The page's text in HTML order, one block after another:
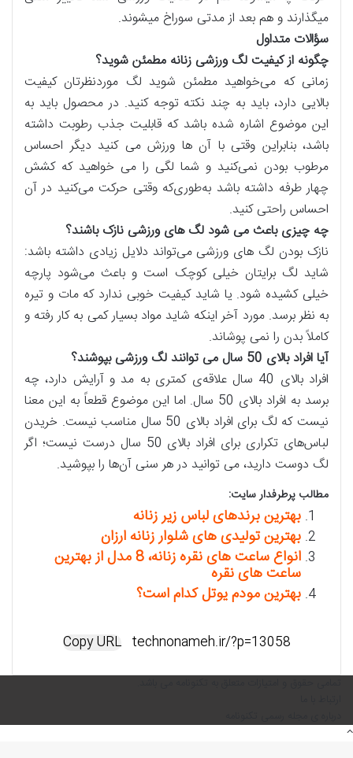
میگذارند و هم بعد از مدتی سوراخ میشوند.
سؤالات متداول
چگونه از کیفیت لگ ورزشی زنانه مطمئن شوید؟
زمانی که می‌خواهید مطمئن شوید لگ‌ موردنظرتان کیفیت
بالایی دارد، باید به چند نکته توجه کنید. در محصول باید به
این موضوع اشاره شده باشد که قابلیت جذب رطوبت داشته
باشد، بنابراین وقتی با آن ها ورزش می کنید دیگر احساس
مرطوب بودن نمی‌کنید و شما لگی را می‌ خواهید که کشش
چهار طرفه داشته باشد به‌طوری‌که وقتی حرکت می‌کنید در آن
احساس راحتی کنید.
چه چیزی باعث می شود لگ های ورزشی نازک باشند؟
نازک بودن لگ های ورزشی می‌تواند دلایل زیادی داشته باشد:
شاید لگ‌ برایتان خیلی کوچک است و باعث می‌شود پارچه
خیلی کشیده شود. یا شاید کیفیت خوبی ندارد که مات و تیره
به نظر برسد. مورد آخر اینکه شاید مواد بسیار کمی به کار رفته و
کاملاً بدن را نمی پوشاند.
آیا افراد بالای 50 سال می توانند لگ ورزشی بپوشند؟
افراد بالای 40 سال علاقه‌ی کمتری به مد و آرایش دارد، چه
برسد به افراد بالای 50 سال. اما این موضوع قطعاً به این معنا
نیست که لگ‌ برای افراد بالای 50 سال مناسب نیست. خریدن
لباس‌های تکراری برای افراد بالای 50 سال درست نیست؛ اگر
لگ دوست دارید، می توانید در هر سنی آن‌ها را بپوشید.
مطالب پرطرفدار سایت:
بهترین برندهای لباس زیر زنانه
بهترین تولیدی های شلوار زنانه ارزان
انواع ساعت های نقره زنانه، 8 مدل از بهترین
ساعت های نقره
بهترین مودم یوتل کدام است؟
Copy URL